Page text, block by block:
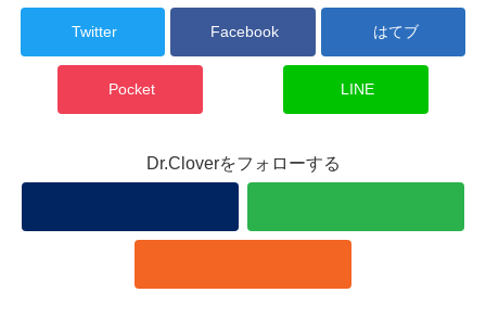
Twitter Facebook はてブ
Pocket LINE
Dr.Cloverをフォローする